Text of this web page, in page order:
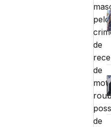
de
de
de